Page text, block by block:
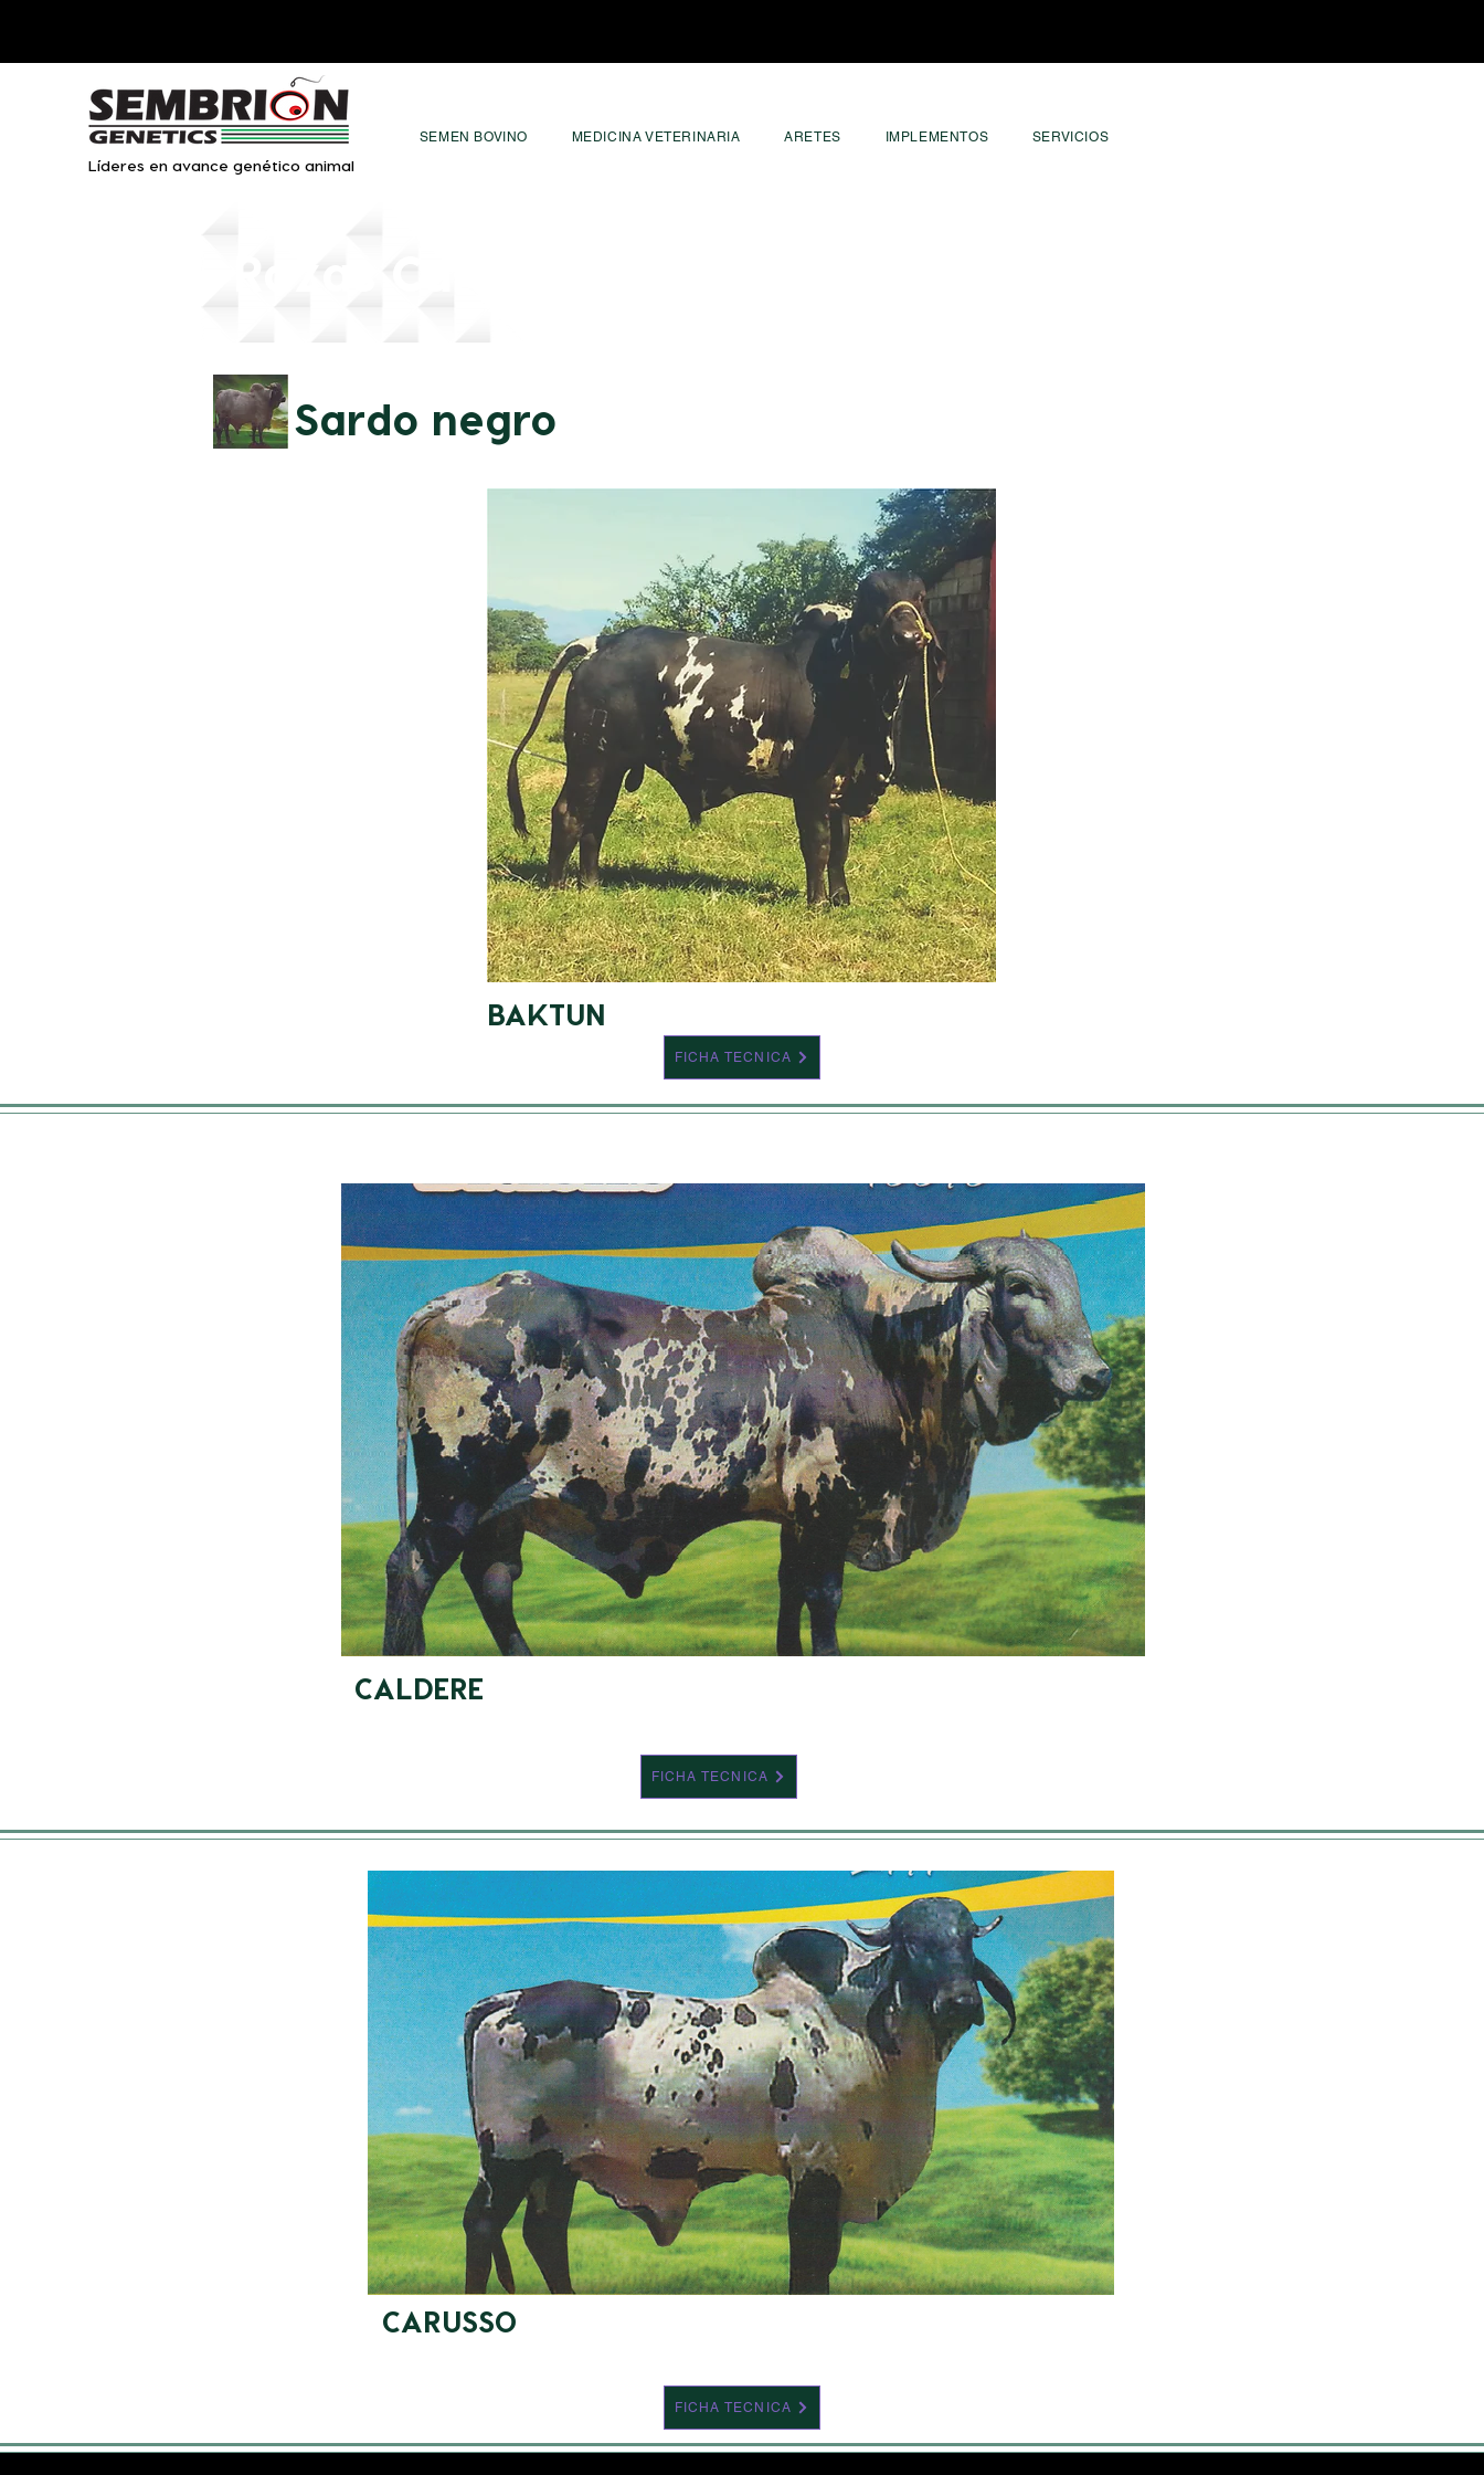
Líderes en avance genético animal
SEMEN BOVINO MEDICINA VETERINARIA ARETES IMPLEMENTOS SERVICIOS
Sardo negro
BAKTUN
FICHA TECNICA
CALDERE
FICHA TECNICA
CARUSSO
FICHA TECNICA